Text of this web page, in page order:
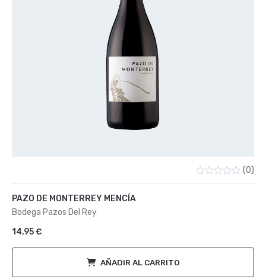
(0)
PAZO DE MONTERREY MENCÍA
Bodega Pazos Del Rey
14,95€
AÑADIR AL CARRITO